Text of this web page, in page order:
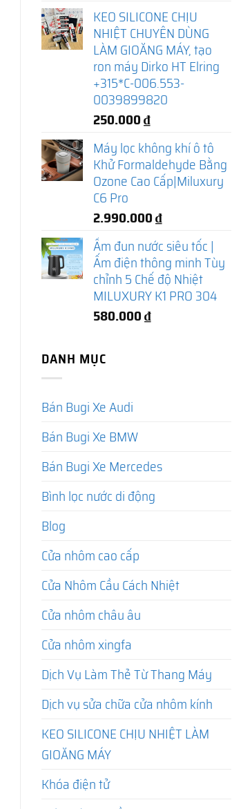
KEO SILICONE CHỊU
NHIỆT CHUYÊN DÙNG
LÀM GIOĂNG MÁY, tạo
ron máy Dirko HT Elring
+315*C-006.553-
0039899820
250.000₫
Máy lọc không khí ô tô
Khử Formaldehyde Bằng
Ozone Cao Cấp|Miluxury
C6 Pro
2.990.000₫
Ấm đun nước siêu tốc |
Ấm điện thông minh Tùy
chỉnh 5 Chế độ Nhiệt
MILUXURY K1 PRO 304
580.000₫
DANH MỤC
Bán Bugi Xe Audi
Bán Bugi Xe BMW
Bán Bugi Xe Mercedes
Bình lọc nước di động
Blog
Cửa nhôm cao cấp
Cửa Nhôm Cầu Cách Nhiệt
Cửa nhôm châu âu
Cửa nhôm xingfa
Dịch Vụ Làm Thẻ Từ Thang Máy
Dịch vụ sửa chữa cửa nhôm kính
KEO SILICONE CHỊU NHIỆT LÀM
GIOĂNG MÁY
Khóa điện tử